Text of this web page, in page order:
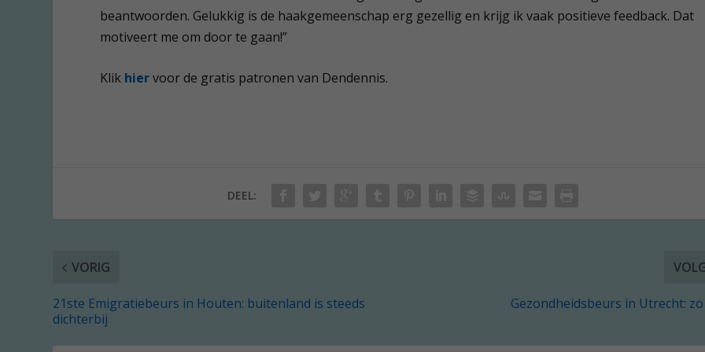
beantwoorden. Gelukkig is de haakgemeenschap erg gezellig en krijg ik vaak positieve feedback. Dat
motiveert me om door te gaan!”
Klik hiervoor de gratis patronen van Dendennis.
DEEL:
VORIG
21ste Emigratiebeurs in Houten: buitenland is steeds
dichterbij
Gezondheidsbeurs in Utrecht: